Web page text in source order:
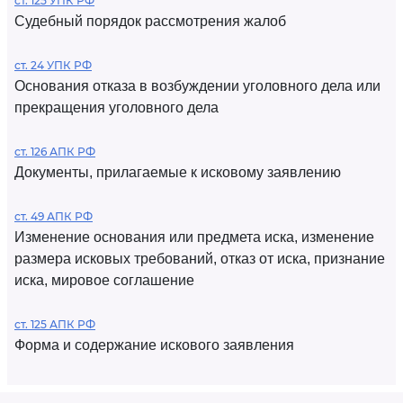
Судебный порядок рассмотрения жалоб
ст. 24 УПК РФ
Основания отказа в возбуждении уголовного дела или
прекращения уголовного дела
ст. 126 АПК РФ
Документы, прилагаемые к исковому заявлению
ст. 49 АПК РФ
Изменение основания или предмета иска, изменение
размера исковых требований, отказ от иска, признание
иска, мировое соглашение
ст. 125 АПК РФ
Форма и содержание искового заявления